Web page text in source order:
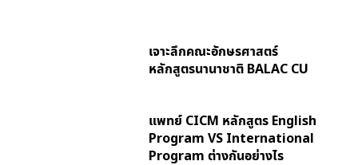
เจาะลึกคณะอักษรศาสตร์
หลักสูตรนานาชาติ BALAC CU
แพทย์ CICM หลักสูตร English
Program VS International
Program ต่างกันอย่างไร